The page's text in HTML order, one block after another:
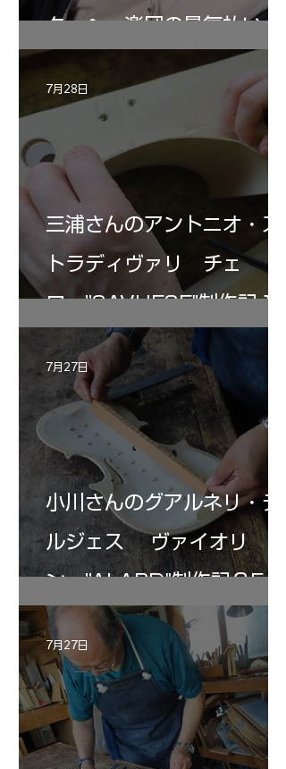
ターヘー楽団の暑気払い
三浦さんのアントニオ・ス
トラディヴァリ チェ
ロ ”SAVUESE"制作記１2
7月28日
小川さんのグアルネリ・デ
ルジェス ヴァイオリ
ン ”ALARD"制作記３5
7月27日
7月27日